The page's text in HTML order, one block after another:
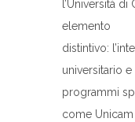
l’Università
elemento
distintivo:
universitario e
programmi
come